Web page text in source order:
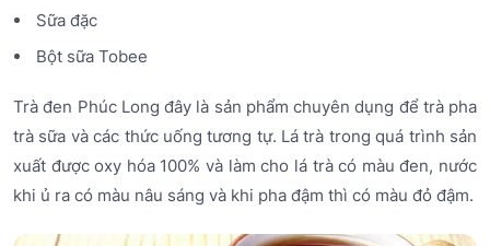
Sữa đặc
Bột sữa Tobee
Trà đen Phúc Long đây là sản phẩm chuyên dụng để trà pha
trà sữa và các thức uống tương tự. Lá trà trong quá trình sản
xuất được oxy hóa 100% và làm cho lá trà có màu đen, nước
khi ủ ra có màu nâu sáng và khi pha đậm thì có màu đỏ đậm.